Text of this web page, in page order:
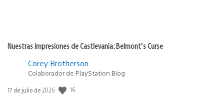
Nuestras impresiones de Castlevania: Belmont’s Curse
Corey Brotherson
Colaborador de PlayStation Blog
Fecha
17 de julio de 2026 16